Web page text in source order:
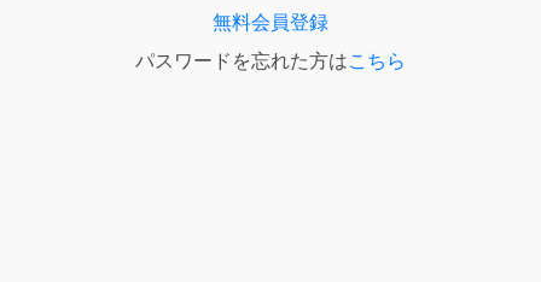
無料会員登録
パスワードを忘れた方はこちら